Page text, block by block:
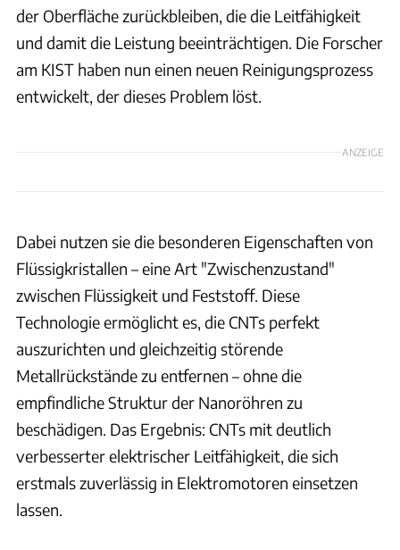
der Oberfläche zurückbleiben, die die Leitfähigkeit
und damit die Leistung beeinträchtigen. Die Forscher
am KIST haben nun einen neuen Reinigungsprozess
entwickelt, der dieses Problem löst.
ANZEIGE
Dabei nutzen sie die besonderen Eigenschaften von
Flüssigkristallen – eine Art "Zwischenzustand"
zwischen Flüssigkeit und Feststoff. Diese
Technologie ermöglicht es, die CNTs perfekt
auszurichten und gleichzeitig störende
Metallrückstände zu entfernen – ohne die
empfindliche Struktur der Nanoröhren zu
beschädigen. Das Ergebnis: CNTs mit deutlich
verbesserter elektrischer Leitfähigkeit, die sich
erstmals zuverlässig in Elektromotoren einsetzen
lassen.